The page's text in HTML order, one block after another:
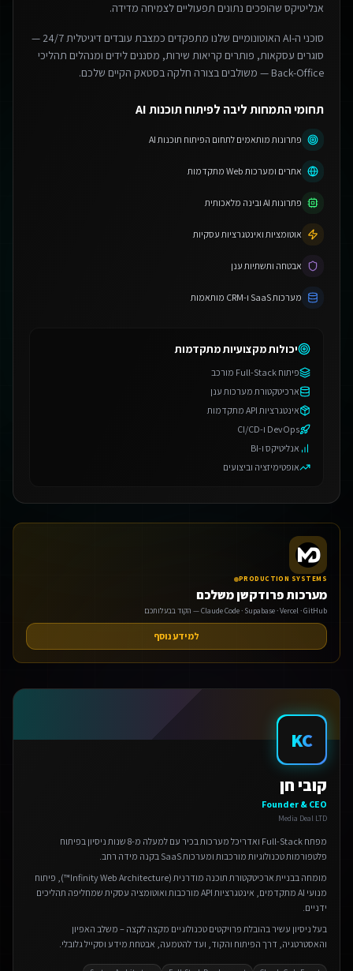
אנליטיקס שהופכים נתונים תפעוליים לצמיחה מדידה.
סוכני ה-AI האוטונומיים שלנו מתפקדים כמצבת עובדים דיגיטלית 24/7 —
סוגרים עסקאות, פותרים קריאות שירות, מסננים לידים ומנהלים תהליכי
Back-Office — משולבים בצורה חלקה בסטאק הקיים שלכם.
תחומי התמחות ליבה לפיתוח תוכנות AI
פתרונות מותאמים לתחום הפיתוח תוכנות AI
אתרים ומערכות Web מתקדמות
פתרונות AI ובינה מלאכותית
אוטומציות ואינטגרציות עסקיות
אבטחה ותשתיות ענן
מערכות SaaS ו-CRM מותאמות
יכולות מקצועיות מתקדמות
פיתוח Full-Stack מורכב
ארכיטקטורת מערכות ענן
אינטגרציות API מתקדמות
DevOps ו-CI/CD
אנליטיקס ו-BI
אופטימיזציה וביצועים
PRODUCTION SYSTEMS
מערכות פרודקשן משלכם
Claude Code · Supabase · Vercel · GitHub — הקוד בבעלותכם
למידע נוסף
KC
קובי חן
Founder & CEO
Media Deal LTD
מפתח Full-Stack ואדריכל מערכות בכיר עם למעלה מ-8 שנות ניסיון בפיתוח
פלטפורמות טכנולוגיות מורכבות ומערכות SaaS בקנה מידה רחב.
מומחה בבניית ארכיטקטורת תוכנה מודרנית (Infinity Web Architecture™), פיתוח
מנועי AI מתקדמים, אינטגרציות API מורכבות ואוטומציה עסקית שמחליפה תהליכים
ידניים.
בעל ניסיון עשיר בהובלת פרויקטים טכנולוגיים מקצה לקצה – משלב האפיון
והאסטרטגיה, דרך הפיתוח והקוד, ועד להטמעה, אבטחת מידע וסקייל גלובלי.
אנחנו משתמשים בעוגיות 🍪
אנו משתמשים בעוגיות כדי לשפר את חווית הגלישה שלך.
מדיניות פרטיות
הגדרות
דחה